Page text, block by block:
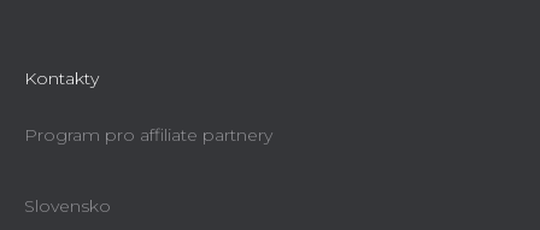
Kontakty
Program pro affiliate partnery
Slovensko